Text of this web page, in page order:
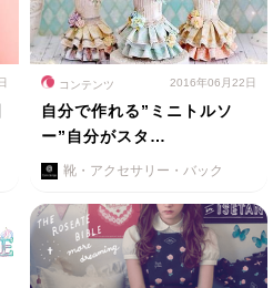
コンテンツ 2016年06月22日
自分で作れる”ミニトルソ
ー”自分がスタ…
靴・アクセサリー・バック